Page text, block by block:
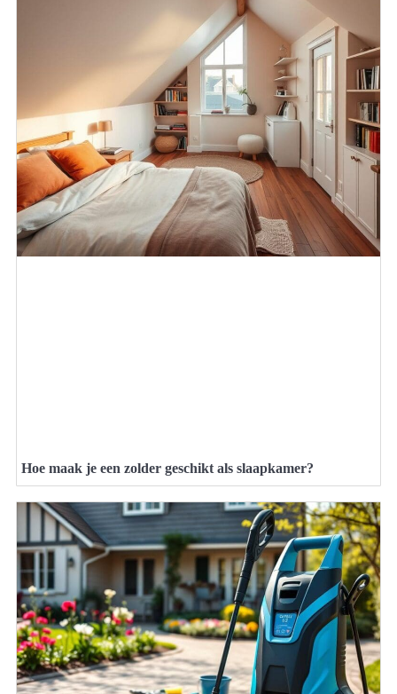
Hoe maak je een zolder geschikt als slaapkamer?